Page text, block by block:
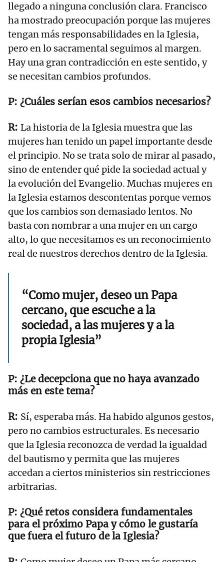
llegado a ninguna conclusión clara. Francisco
ha mostrado preocupación porque las mujeres
tengan más responsabilidades en la Iglesia,
pero en lo sacramental seguimos al margen.
Hay una gran contradicción en este sentido, y
se necesitan cambios profundos.
¿Cuáles serían esos cambios necesarios?
La historia de la Iglesia muestra que las
mujeres han tenido un papel importante desde
el principio. No se trata solo de mirar al pasado,
sino de entender qué pide la sociedad actual y
la evolución del Evangelio. Muchas mujeres en
la Iglesia estamos descontentas porque vemos
que los cambios son demasiado lentos. No
basta con nombrar a una mujer en un cargo
alto, lo que necesitamos es un reconocimiento
real de nuestros derechos dentro de la Iglesia.
“Como mujer, deseo un Papa
cercano, que escuche a la
sociedad, a las mujeres y a la
propia Iglesia”
¿Le decepciona que no haya avanzado
más en este tema?
Sí, esperaba más. Ha habido algunos gestos,
pero no cambios estructurales. Es necesario
que la Iglesia reconozca de verdad la igualdad
del bautismo y permita que las mujeres
accedan a ciertos ministerios sin restricciones
arbitrarias.
¿Qué retos considera fundamentales
para el próximo Papa y cómo le gustaría
que fuera el futuro de la Iglesia?